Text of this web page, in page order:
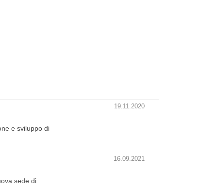
19.11.2020
e sviluppo di
16.09.2021
sede di